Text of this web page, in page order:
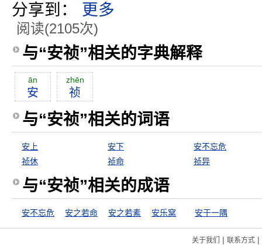
分享到： 更多
阅读(2105次)
与“安祯”相关的字典解释
ān
安
zhēn
祯
与“安祯”相关的词语
安上 安下
安不忘危
祯休
祯命 祯异
与“安祯”相关的成语
安不忘危 安之若命 安之若素 安乐窝 安于一隅
关于我们 | 联系方式|